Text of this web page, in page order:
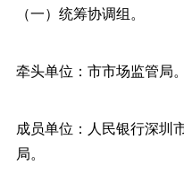
（一）统筹协调组。
牵头单位：市市场监管局。
成员单位：人民银行深圳
局。